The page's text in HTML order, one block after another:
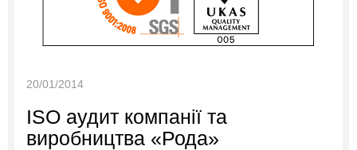
20/01/2014
ISO аудит компанії та
виробництва «Рода»